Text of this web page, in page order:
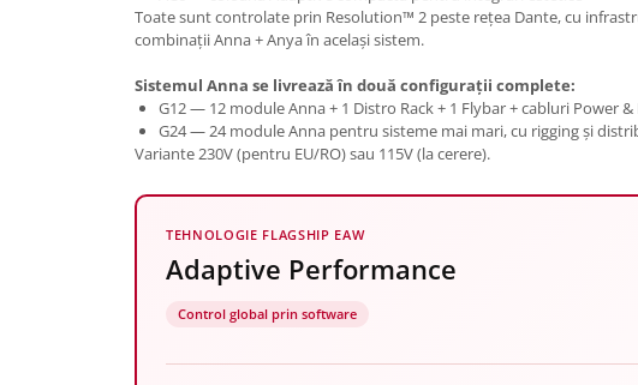
Toate sunt controlate prin Resolution™ 2 peste rețea Dante, cu
combinații Anna + Anya în același sistem.
Sistemul Anna se livrează în două configurații complete:
G12 — 12 module Anna + 1 Distro Rack + 1 Flybar + cabluri Power
G24 — 24 module Anna pentru sisteme mai mari, cu rigging și
Variante 230V (pentru EU/RO) sau 115V (la cerere).
TEHNOLOGIE FLAGSHIP EAW
Adaptive Performance
Control global prin software